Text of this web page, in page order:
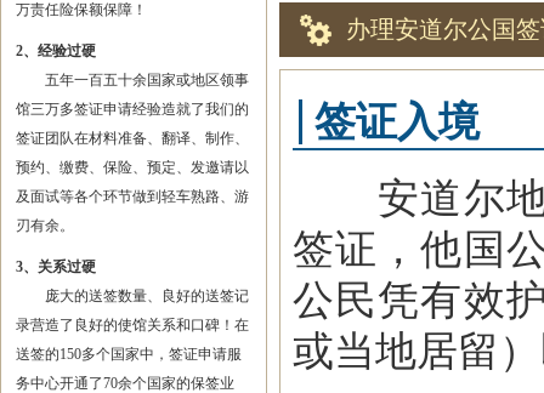
万责任险保额保障！
2、经验过硬
五年一百五十余国家或地区领事
馆三万多签证申请经验造就了我们的
签证团队在材料准备、翻译、制作、
预约、缴费、保险、预定、发邀请以
及面试等各个环节做到轻车熟路、游
刃有余。
3、关系过硬
庞大的送签数量、良好的送签记
录营造了良好的使馆关系和口碑！在
送签的150多个国家中，签证申请服
务中心开通了70余个国家的保签业
办理安道尔公国
签证入境
安道尔地
签证，他国
公民凭有效
或当地居留